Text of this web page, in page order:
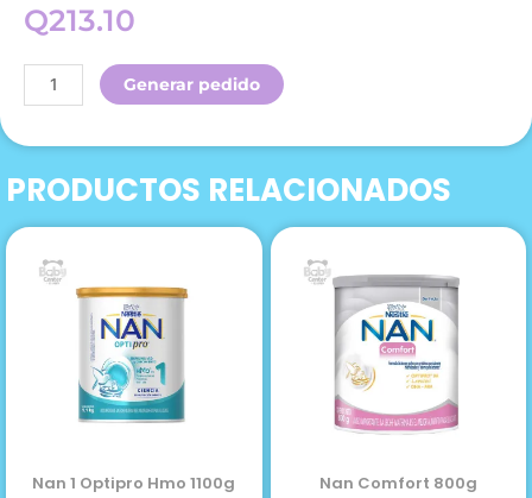
Q213.10
Frisolac
Gold
400g
Generar pedido
PRODUCTOS RELACIONADOS
Nan 1 Optipro Hmo 1100g
Nan Comfort 800g